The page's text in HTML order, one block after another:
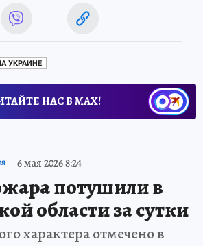
УКРАИНЕ
НАС В МАХ!
6 мая 2026 8:24
потушили в
области за сутки
характера отмечено в